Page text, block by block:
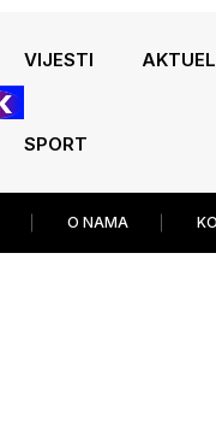
VIJESTI
SPORT
O NAMA